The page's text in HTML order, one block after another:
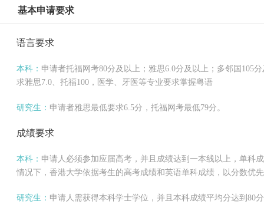
基本申请要求
语言要求
本科： 申请者托福网考80分及以上；雅思6.0分及以上；多邻国105
求雅思7.0、托福100，医学、牙医等专业要求掌握粤语
研究生： 申请者雅思最低要求6.5分，托福网考最低79分。
成绩要求
本科： 申请人必须参加应届高考，并且成绩达到一本线以上，单科
情况下，香港大学依据考生的高考成绩和英语单科成绩，以分数优
研究生： 申请人需获得本科学士学位，并且本科成绩平均分达到80